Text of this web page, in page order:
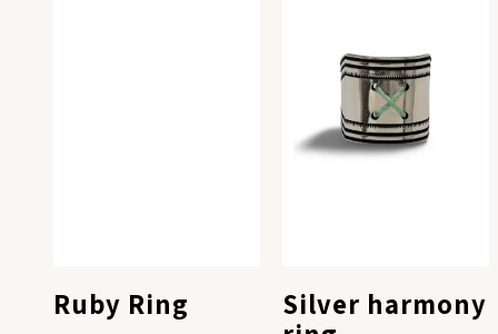
Ruby Ring
Silver harmony